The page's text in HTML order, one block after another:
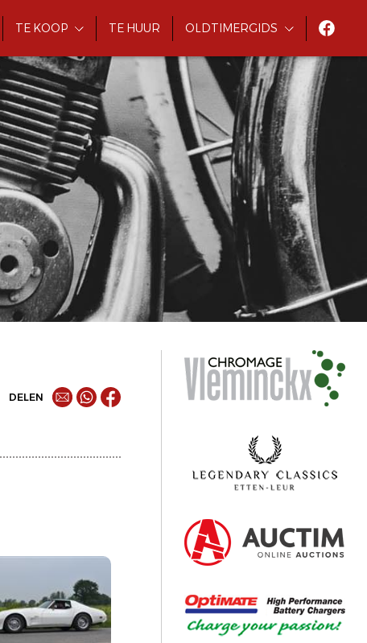
TE KOOP TE HUUR OLDTIMERGIDS
DELEN